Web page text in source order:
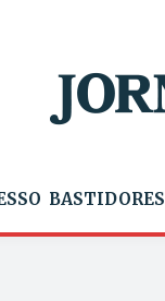
BASTIDORES